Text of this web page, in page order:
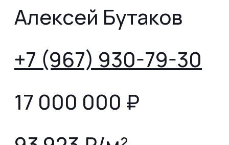
Алексей Бутаков
+7 (967) 930-79-30
17 000 000 ₽